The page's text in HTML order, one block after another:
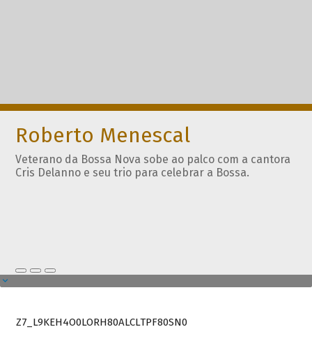
Roberto Menescal
Veterano da Bossa Nova sobe ao palco com a cantora
Cris Delanno e seu trio para celebrar a Bossa.
Z7_L9KEH4O0LORH80ALCLTPF80SN0